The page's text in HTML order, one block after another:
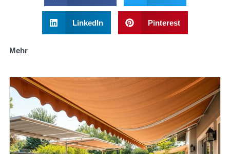
LinkedIn Pinterest
Mehr